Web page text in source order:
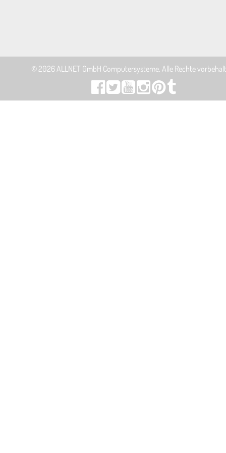
© 2026ALLNET GmbH Computersysteme. Alle Rechte